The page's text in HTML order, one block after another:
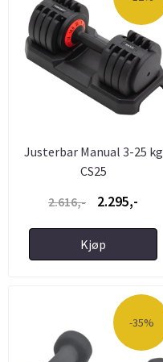
Justerbar Manual 3-25 kg
CS25
2.616,-
2.295,-
Kjøp
-35%